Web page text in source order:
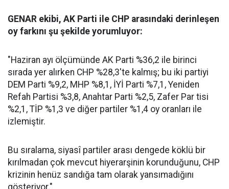
GENAR ekibi, AK Parti ile CHP arasındaki derinleşen
oy farkını şu şekilde yorumluyor:
"Haziran ayı ölçümünde AK Parti %36,2 ile birinci
sırada yer alırken CHP %28,3'te kalmış; bu iki partiyi
DEM Parti %9,2, MHP %8,1, İYİ Parti %7,1, Yeniden
Refah Partisi %3,8, Anahtar Parti %2,5, Zafer Par tisi
%2,1, TİP %1,3 ve diğer partiler %1,4 oy oranları ile
izlemiştir.
Bu sıralama, siyasî partiler arası dengede köklü bir
kırılmadan çok mevcut hiyerarşinin korunduğunu, CHP
krizinin henüz sandığa tam olarak yansımadığını
gösteriyor."